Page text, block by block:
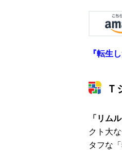
『転生
Ｔ
「リム
クト大な
タフな